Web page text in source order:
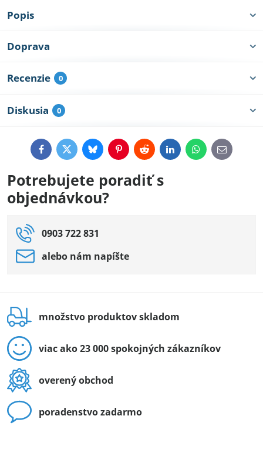
Popis
Doprava
Recenzie 0
Diskusia 0
FacebookTwitterBlueskyPinterestRedditLinkedInWhatsApp
E-
mail
Potrebujete poradiť s
objednávkou?
0903 722 831
alebo nám napíšte
množstvo produktov skladom
viac ako 23 000 spokojných zákazníkov
overený obchod
poradenstvo zadarmo